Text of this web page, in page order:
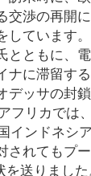
交渉の再開
しています
とともに、
ナに滞留す
デッサの封
フリカでは
インドネシ
されてもプ
送りまし